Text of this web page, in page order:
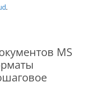
.
MS